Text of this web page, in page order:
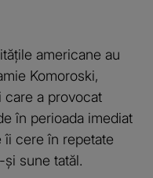
americane au
Komoroski,
care a provocat
în perioada imediat
îi cere în repetate
sune tatăl.